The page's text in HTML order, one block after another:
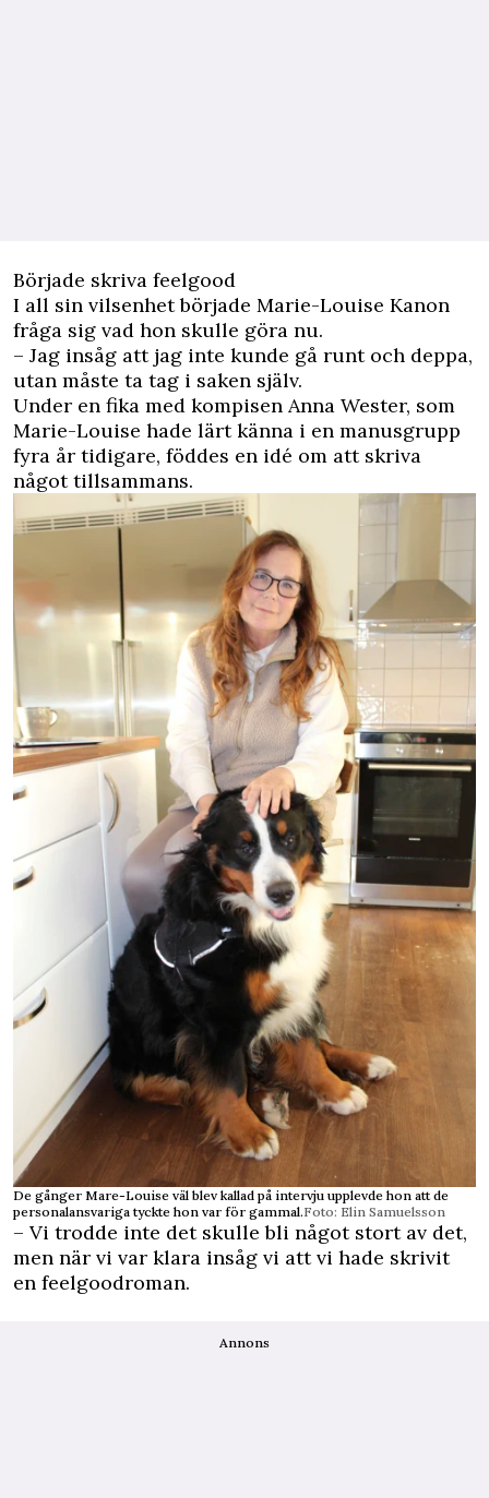
Började skriva feelgood
I all sin vilsenhet började Marie-Louise Kanon
fråga sig vad hon skulle göra nu.
– Jag insåg att jag inte kunde gå runt och deppa,
utan måste ta tag i saken själv.
Under en fika med kompisen Anna Wester, som
Marie-Louise hade lärt känna i en manus­grupp
fyra år tidigare, föddes en idé om att skriva
något tillsammans.
De gånger Mare-Louise väl blev kallad på intervju upplevde hon att de
personalansvariga tyckte hon var för gammal.Foto: Elin Samuelsson
– Vi trodde inte det skulle bli något stort av det,
men när vi var klara insåg vi att vi hade skrivit
en feelgoodroman.
Annons